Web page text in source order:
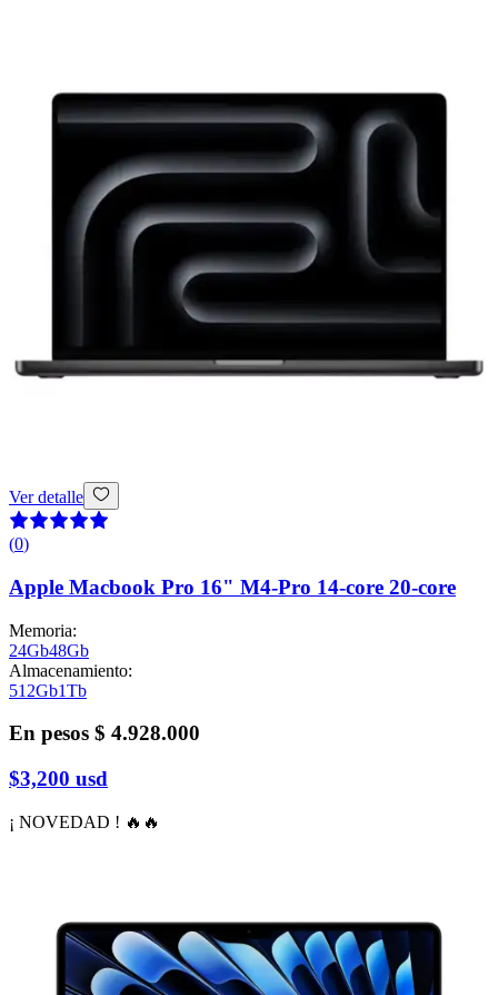
Ver detalle
(0)
Apple Macbook Pro 16" M4-Pro 14-core 20-core
Memoria:
24Gb48Gb
Almacenamiento:
512Gb1Tb
En pesos $ 4.928.000
$3,200 usd
¡ NOVEDAD ! 🔥🔥